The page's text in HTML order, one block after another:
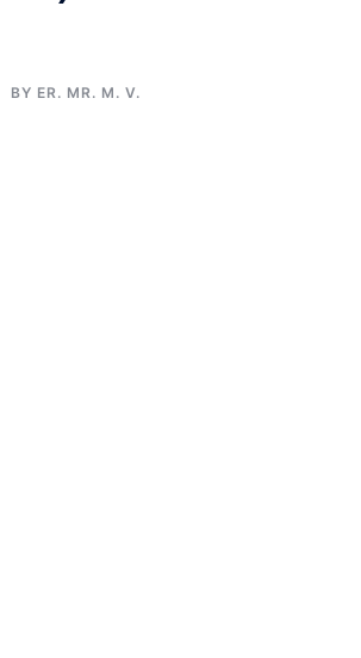
BY ER. MR. M. V.